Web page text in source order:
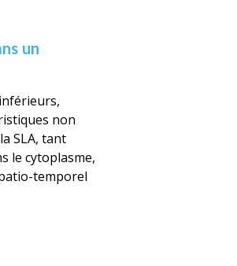
un
non
SLA, tant
le cytoplasme,
temporel